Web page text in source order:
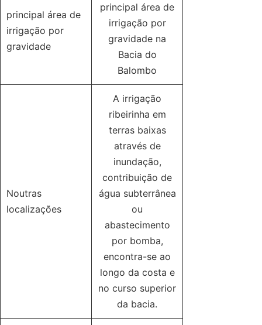
principal área de
irrigação por
gravidade
principal área de
irrigação por
gravidade na
Bacia do
Balombo
Noutras
localizações
A irrigação
ribeirinha em
terras baixas
através de
inundação,
contribuição de
água subterrânea
ou
abastecimento
por bomba,
encontra-se ao
longo da costa e
no curso superior
da bacia.